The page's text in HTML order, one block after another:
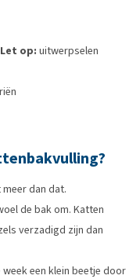
Let op: uitwerpselen
dan dat.
de bak om. Katten
verzadigd zijn dan
een klein beetje door